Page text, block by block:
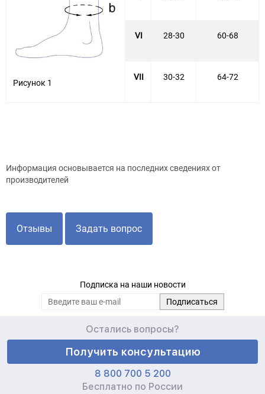
Рисунок 1­
VI 28-30 60-68
VII 30-32 64-72
Информация основывается на последних сведениях от
производителей
Отзывы Задать вопрос
Подписка на наши новости
Остались вопросы?
Получить консультацию
8 800 700 5 200
Бесплатно по России